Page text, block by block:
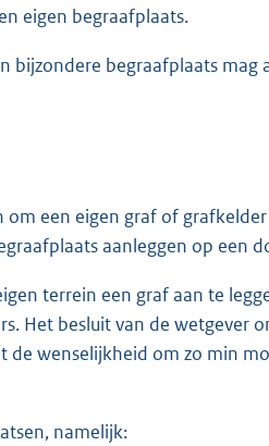
eigen begraafplaats.
bijzondere begraafplaats
een eigen graf of
aanleggen op een
terrein een graf aan te
Het besluit van de wetgever
de wenselijkheid om zo min
namelijk: